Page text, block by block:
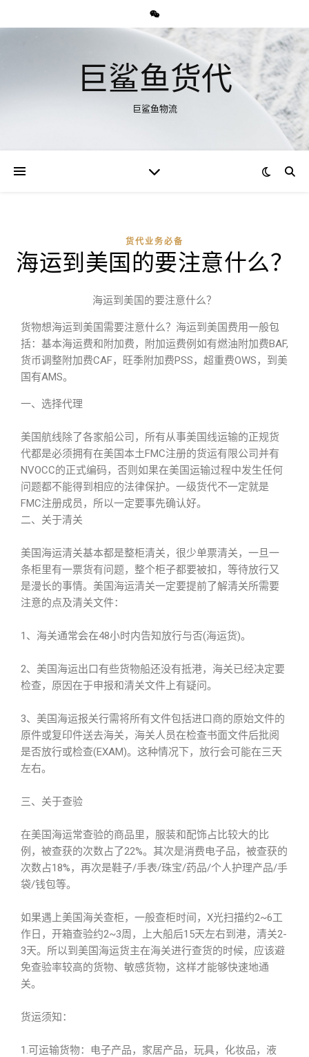
巨鲨鱼货代
巨鲨鱼物流
货代业务必备
海运到美国的要注意什么？
海运到美国的要注意什么？
货物想海运到美国需要注意什么？海运到美国费用一般包
括：基本海运费和附加费，附加运费例如有燃油附加费BAF,
货币调整附加费CAF，旺季附加费PSS，超重费OWS，到美
国有AMS。
一、选择代理
美国航线除了各家船公司，所有从事美国线运输的正规货
代都是必须拥有在美国本土FMC注册的货运有限公司并有
NVOCC的正式编码，否则如果在美国运输过程中发生任何
问题都不能得到相应的法律保护。一级货代不一定就是
FMC注册成员，所以一定要事先确认好。
二、关于清关
美国海运清关基本都是整柜清关，很少单票清关，一旦一
条柜里有一票货有问题，整个柜子都要被扣，等待放行又
是漫长的事情。美国海运清关一定要提前了解清关所需要
注意的点及清关文件：
1、海关通常会在48小时内告知放行与否(海运货)。
2、美国海运出口有些货物船还没有抵港，海关已经决定要
检查，原因在于申报和清关文件上有疑问。
3、美国海运报关行需将所有文件包括进口商的原始文件的
原件或复印件送去海关，海关人员在检查书面文件后批阅
是否放行或检查(EXAM)。这种情况下，放行会可能在三天
左右。
三、关于查验
在美国海运常查验的商品里，服装和配饰占比较大的比
例，被查获的次数占了22%。其次是消费电子品，被查获的
次数占18%，再次是鞋子/手表/珠宝/药品/个人护理产品/手
袋/钱包等。
如果遇上美国海关查柜，一般查柜时间，X光扫描约2~6工
作日，开箱查验约2~3周，上大船后15天左右到港，清关2-
3天。所以到美国海运货主在海关进行查货的时候，应该避
免查验率较高的货物、敏感货物，这样才能够快速地通
关。
货运须知：
1.可运输货物：电子产品，家居产品，玩具，化妆品，液